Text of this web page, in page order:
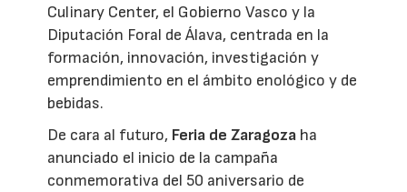
Culinary Center, el Gobierno Vasco y la
Diputación Foral de Álava, centrada en la
formación, innovación, investigación y
emprendimiento en el ámbito enológico y de
bebidas.
De cara al futuro, Feria de Zaragoza ha
anunciado el inicio de la campaña
conmemorativa del 50 aniversario de